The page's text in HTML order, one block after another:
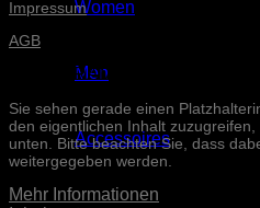
Women
Men
Accessoires
Impressum
AGB
INSTAGRAM-POSTS
Sie sehen gerade einen
den eigentlichen Inhalt
unten. Bitte beachten Sie, dass
weitergegeben werden.
Mehr Informationen